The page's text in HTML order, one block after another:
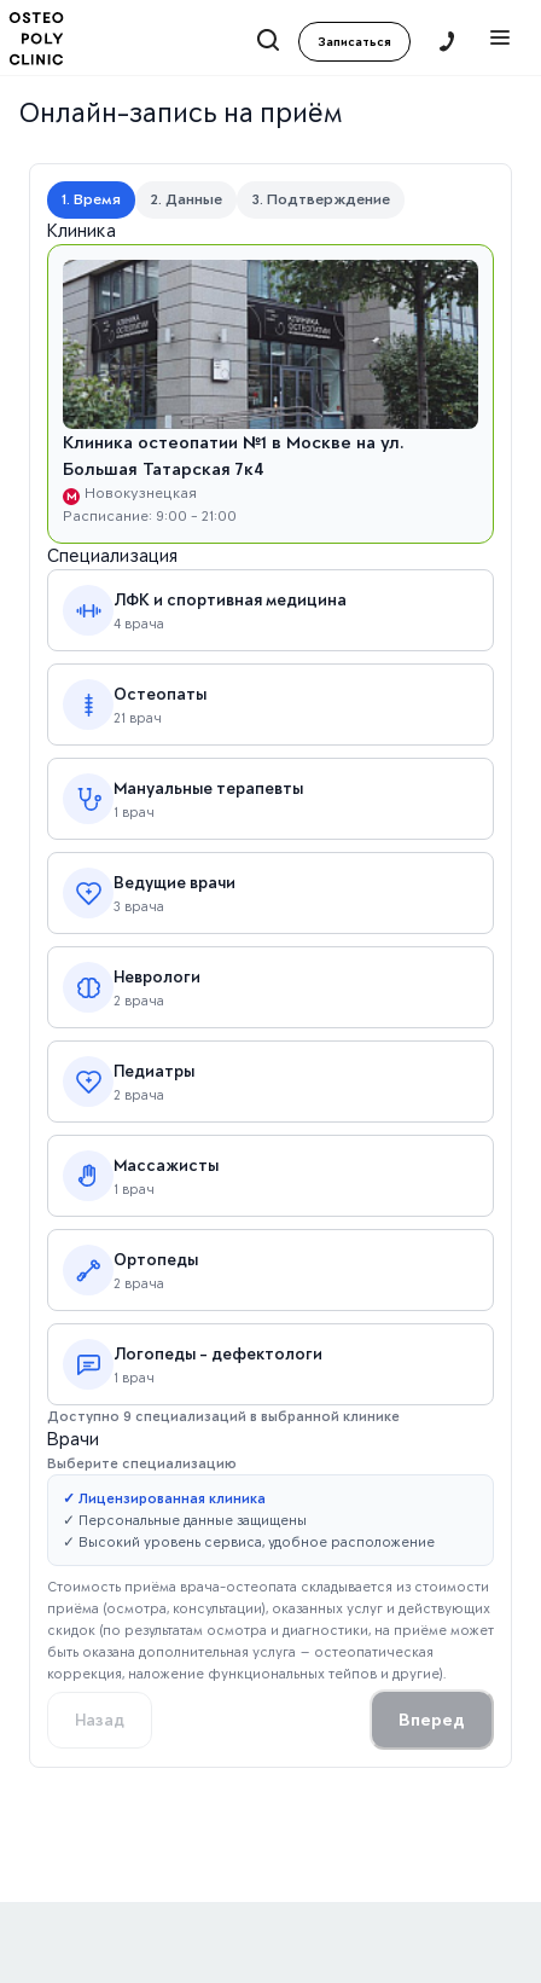
Записаться
Онлайн-запись на приём
1. Время 2. Данные 3. Подтверждение
Клиника
Клиника остеопатии №1 в Москве на ул.
Большая Татарская 7к4
М
Новокузнецкая
Расписание: 9:00 - 21:00
Специализация
ЛФК и спортивная медицина
4 врача
Остеопаты
21 врач
Мануальные терапевты
1 врач
Ведущие врачи
3 врача
Неврологи
2 врача
Педиатры
2 врача
Массажисты
1 врач
Ортопеды
2 врача
Логопеды - дефектологи
1 врач
Доступно 9 специализаций в выбранной клинике
Врачи
Выберите специализацию
✓ Лицензированная клиника
✓ Персональные данные защищены
✓ Высокий уровень сервиса, удобное расположение
Стоимость приёма врача-остеопата складывается из стоимости
приёма (осмотра, консультации), оказанных услуг и действующих
скидок (по результатам осмотра и диагностики, на приёме может
быть оказана дополнительная услуга — остеопатическая
коррекция, наложение функциональных тейпов и другие).
Назад Вперед